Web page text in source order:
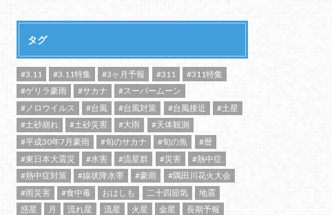
タグ
#3.11 #3.11特集 #3ヶ月予報 #311
#311特集
#ゲリラ豪雨
#サカナ
#スーパームーン
#ノロウイルス
#台風 #台風対策 #台風接近
#土星
#土砂崩れ
#土砂災害 #大雨
#天体観測
#平成30年7月豪雨
#旬のサカナ #旬の魚
#暦
#東日本大震災
#水害 #流星群 #災害
#熱中症
#熱中症対策
#線状降水帯 #豪雨
#隅田川花火大会
#雨災害
#食中毒 おはしも 二十四節気
地震
惑星
月 流れ星 流星 火星 金星 長期予報